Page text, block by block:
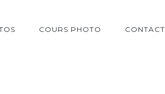
COURS PHOTO CONTACT